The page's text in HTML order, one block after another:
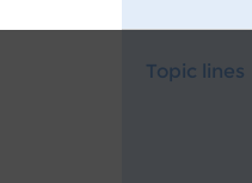
Topic lines